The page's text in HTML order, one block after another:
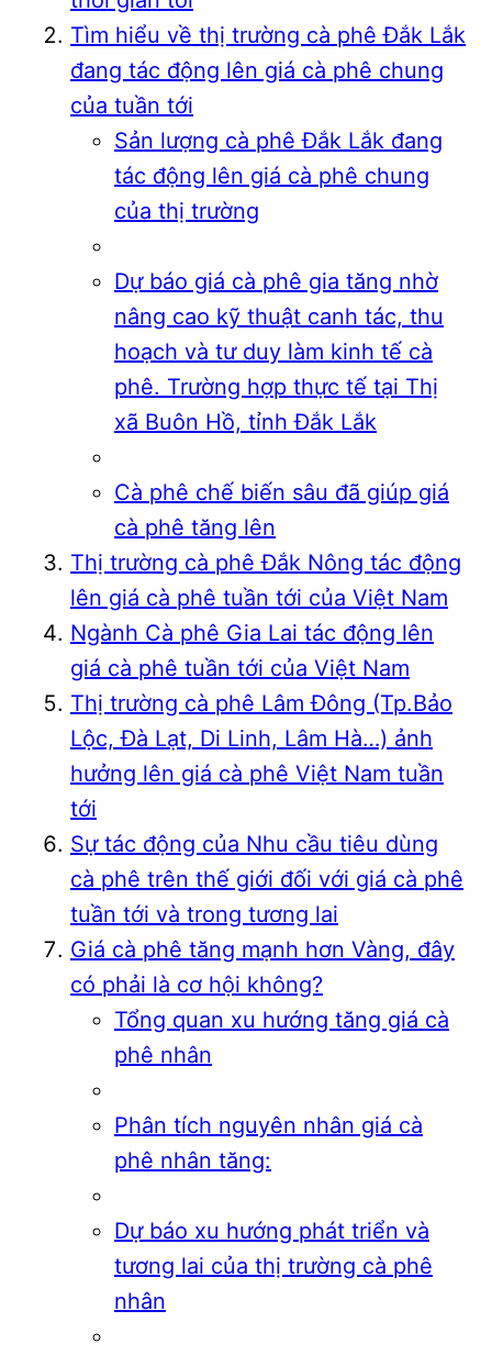
Tìm hiểu về thị trường cà phê Đắk Lắk
đang tác động lên giá cà phê chung
của tuần tới
Sản lượng cà phê Đắk Lắk đang
tác động lên giá cà phê chung
của thị trường
Dự báo giá cà phê gia tăng nhờ
nâng cao kỹ thuật canh tác, thu
hoạch và tư duy làm kinh tế cà
phê. Trường hợp thực tế tại Thị
xã Buôn Hồ, tỉnh Đắk Lắk
Cà phê chế biến sâu đã giúp giá
cà phê tăng lên
Thị trường cà phê Đắk Nông tác động
lên giá cà phê tuần tới của Việt Nam
Ngành Cà phê Gia Lai tác động lên
giá cà phê tuần tới của Việt Nam
Thị trường cà phê Lâm Đông (Tp.Bảo
Lộc, Đà Lạt, Di Linh, Lâm Hà…) ảnh
hưởng lên giá cà phê Việt Nam tuần
tới
Sự tác động của Nhu cầu tiêu dùng
cà phê trên thế giới đối với giá cà phê
tuần tới và trong tương lai
Giá cà phê tăng mạnh hơn Vàng, đây
có phải là cơ hội không?
Tổng quan xu hướng tăng giá cà
phê nhân
Phân tích nguyên nhân giá cà
phê nhân tăng:
Dự báo xu hướng phát triển và
tương lai của thị trường cà phê
nhân